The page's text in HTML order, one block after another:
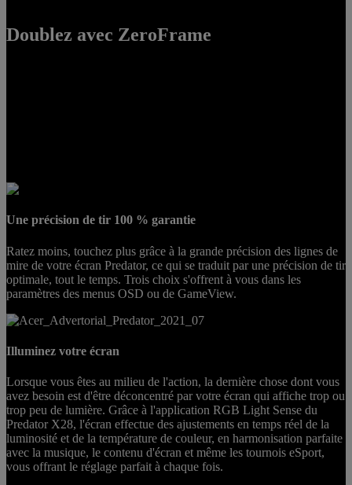
Doublez avec ZeroFrame
Une précision de tir 100 % garantie
Ratez moins, touchez plus grâce à la grande précision des lignes de
mire de votre écran Predator, ce qui se traduit par une précision de tir
optimale, tout le temps. Trois choix s'offrent à vous dans les
paramètres des menus OSD ou de GameView.
Illuminez votre écran
Lorsque vous êtes au milieu de l'action, la dernière chose dont vous
avez besoin est d'être déconcentré par votre écran qui affiche trop ou
trop peu de lumière. Grâce à l'application RGB Light Sense du
Predator X28, l'écran effectue des ajustements en temps réel de la
luminosité et de la température de couleur, en harmonisation parfaite
avec la musique, le contenu d'écran et même les tournois eSport,
vous offrant le réglage parfait à chaque fois.